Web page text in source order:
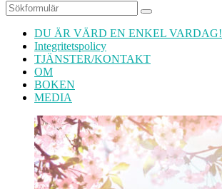
Sök
DU ÄR VÄRD EN ENKEL VARDAG!
Integritetspolicy
TJÄNSTER/KONTAKT
OM
BOKEN
MEDIA